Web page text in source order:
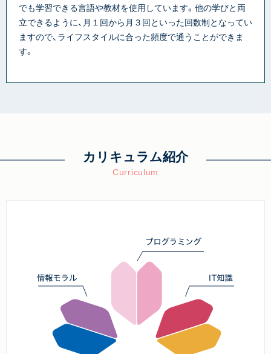
でも学習できる言語や教材を使用しています。他の学びと両
立できるように、月１回から月３回といった回数制となってい
ますので、ライフスタイルに合った頻度で通うことができま
す。
カリキュラム紹介
Curriculum